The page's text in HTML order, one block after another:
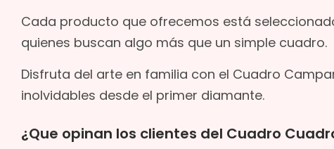
Cada producto que ofrecemos está
quienes buscan algo más que un simple cuadro.
Disfruta del arte en familia con el Cuadro
inolvidables desde el primer diamante.
¿Que opinan los clientes del Cuadro